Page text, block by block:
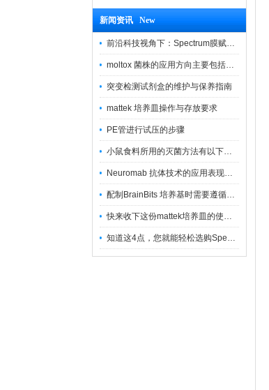
新闻资讯 New
前沿科技视角下：Spectrum膜赋能精密制造
moltox 菌株的应用方向主要包括以下几个方面
突变检测试剂盒的维护与保养指南
mattek 培养皿操作与存放要求
PE管进行试压的步骤
小鼠食料所用的灭菌方法有以下三种
Neuromab 抗体技术的应用表现在这几方面
配制BrainBits 培养基时需要遵循的原则
快来收下这份mattek培养皿的使用指南
知道这4点，您就能轻松选购Spectrum 膜